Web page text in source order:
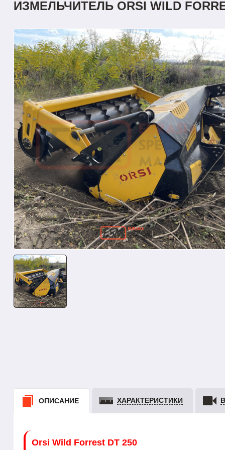
ИЗМЕЛЬЧИТЕЛЬ ORSI WILD
ОПИСАНИЕ ХАРАКТЕРИСТИКИ
Orsi Wild Forrest DT 250